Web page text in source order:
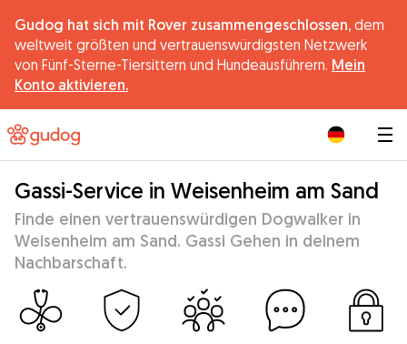
Gudog hat sich mit Rover zusammengeschlossen, dem
weltweit größten und vertrauenswürdigsten Netzwerk
von Fünf-Sterne-Tiersittern und Hundeausführern. Mein
Konto aktivieren.
Gassi-Service in Weisenheim am Sand
Finde einen vertrauenswürdigen Dogwalker in
Weisenheim am Sand. Gassi Gehen in deinem
Nachbarschaft.